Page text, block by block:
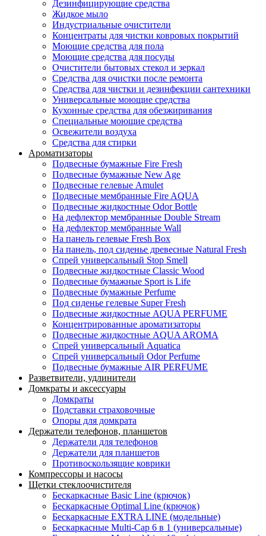
Дезинфицирующие средства
Жидкое мыло
Индустриальные очистители
Концентраты для чистки ковровых покрытий
Моющие средства для пола
Моющие средства для посуды
Очистители бытовых стекол и зеркал
Средства для очистки после ремонта
Средства для чистки и дезинфекции сантехники
Универсальные моющие средства
Кухонные средства для обезжиривания
Специальные моющие средства
Освежители воздуха
Средства для стирки
Ароматизаторы
Подвесные бумажные Fire Fresh
Подвесные бумажные New Age
Подвесные гелевые Amulet
Подвесные мембранные Fire AQUA
Подвесные жидкостные Odor Bottle
На дефлектор мембранные Double Stream
На дефлектор мембранные Wall
На панель гелевые Fresh Box
На панель, под сиденье древесные Natural Fresh
Спрей универсальный Stop Smell
Подвесные жидкостные Classic Wood
Подвесные бумажные Sport is Life
Подвесные бумажные Perfume
Под сиденье гелевые Super Fresh
Подвесные жидкостные AQUA PERFUME
Концентрированные ароматизаторы
Подвесные жидкостные AQUA AROMA
Спрей универсальный Aquatica
Спрей универсальный Odor Perfume
Подвесные бумажные AIR PERFUME
Разветвители, удлинители
Домкраты и аксессуары
Домкраты
Подставки страховочные
Опоры для домкрата
Держатели телефонов, планшетов
Держатели для телефонов
Держатели для планшетов
Противоскользящие коврики
Компрессоры и насосы
Щетки стеклоочистителя
Бескаркасные Basic Line (крючок)
Бескаркасные Optimal Line (крючок)
Бескаркасные EXTRA LINE (модельные)
Бескаркасные Multi-Cap 6 в 1 (универсальные)